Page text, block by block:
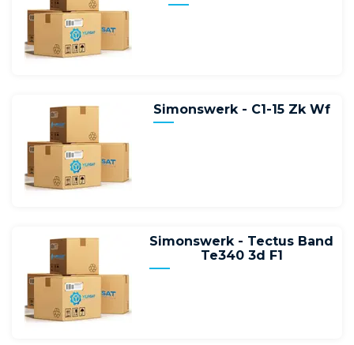
Simonswerk - C1-15 Zk Wf
Simonswerk - Tectus Band
Te340 3d F1